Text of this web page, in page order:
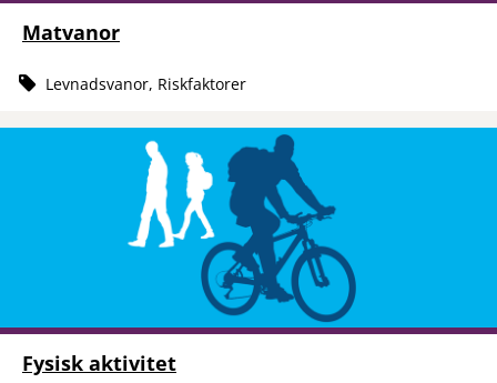
Matvanor
Levnadsvanor, Riskfaktorer
Fysisk aktivitet